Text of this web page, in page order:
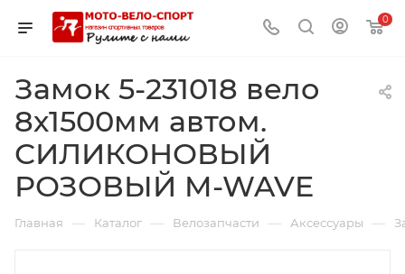
0
Замок 5-231018 вело
8х1500мм автом.
СИЛИКОНОВЫЙ
РОЗОВЫЙ M-WAVE
Главная — Каталог — Велозапчасти — Аксессуары —